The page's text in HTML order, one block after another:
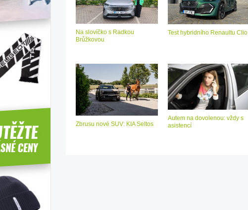
Na slovíčko s Radkou
Brůžkovou
Test hybridního Renaultu Clio
Zbrusu nové SUV: KIA Seltos
Autem na dovolenou: vždy s
asistencí